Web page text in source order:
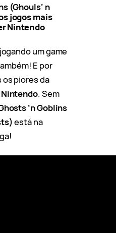
(Ghouls‘ n
jogos mais
Nintendo
um game
E por
os piores da
. Sem
‘n Goblins
está na